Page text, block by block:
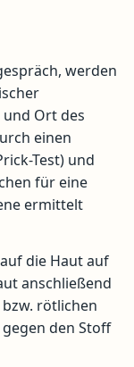
werden
Ort des
einen
Test) und
für eine
ermittelt
die Haut auf
anschließend
rötlichen
den Stoff